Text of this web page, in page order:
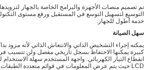
تم تصميم منصات الأجهزة والبرامج الخاصة بالجهاز
التوسيع لتسهيل التوسع في المستقبل ورفع مستوى
خدمة أطول للجهاز.
سهل الصيانة
يمكنه إجراء التشخيص الذاتي والانتعاش الذاتي لأنه مزود
كبيرة يمكنها الاحتفاظ بسجل تاريخي مفصل ولن تتسبب
انقطاع التيار الكهربائي. واجهة المستخدم سهلة
LCD حيث يتم عرض المعلومات في قوائم متعددة الطبقات باللغة الصينية.